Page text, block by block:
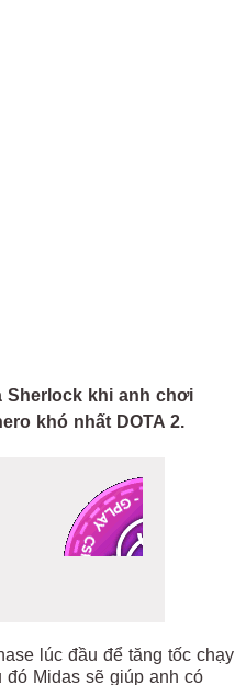
Sherlock khi anh chơi
khó nhất DOTA 2.
lúc đầu để tăng tốc chạy
Midas sẽ giúp anh có